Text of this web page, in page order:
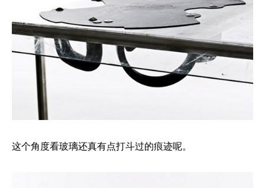
这个角度看玻璃还真有点打斗过的痕迹呢。